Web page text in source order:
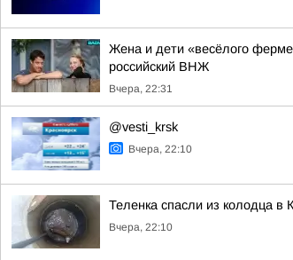
Жена и дети «весёлого
российский ВНЖ
Вчера, 22:31
@vesti_krsk
Вчера, 22:10
Теленка спасли из колодца в
Вчера, 22:10